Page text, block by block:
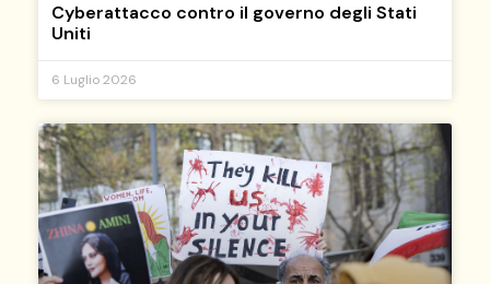
Cyberattacco contro il governo degli Stati
Uniti
6 Luglio 2026